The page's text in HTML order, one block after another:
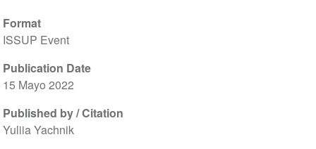
Format
ISSUP Event
Publication Date
15 Mayo 2022
Published by / Citation
Yuliia Yachnik